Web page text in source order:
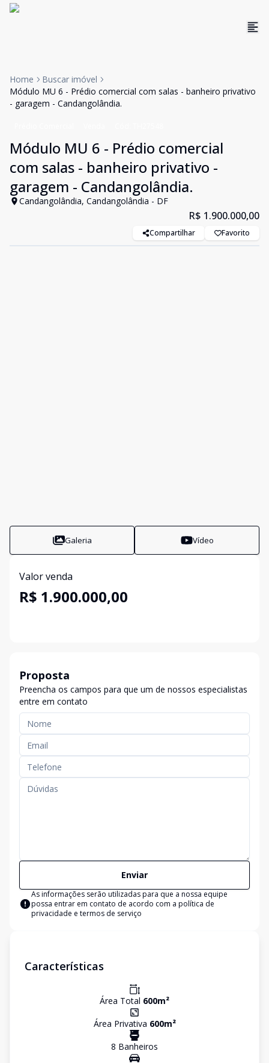
Home
Buscar imóvel
Módulo MU 6 - Prédio comercial com salas - banheiro privativo
- garagem - Candangolândia.
Módulo MU 6 - Prédio comercial
com salas - banheiro privativo -
garagem - Candangolândia.
Candangolândia, Candangolândia - DF
R$ 1.900.000,00
Compartilhar Favorito
Galeria Vídeo
Valor venda
R$ 1.900.000,00
Proposta
Preencha os campos para que um de nossos especialistas
entre em contato
Enviar
As informações serão utilizadas para que a nossa equipe
possa entrar em contato de acordo com a política de
privacidade e termos de serviço
Características
Área Total 600m²
Área Privativa 600m²
8 Banheiros